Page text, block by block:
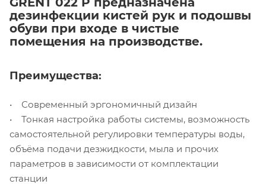
дезинфекции кистей рук и подошвы
обуви при входе в чистые
помещения на производстве.
Преимущества:
• Современный эргономичный дизайн
• Тонкая настройка работы системы, возможность
самостоятельной регулировки температуры воды,
объёма подачи дезжидкости, мыла и прочих
параметров в зависимости от комплектации
станции